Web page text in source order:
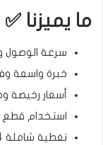
ما يميزنا ✅
سرعة الوصول
خبرة واسعة
أسعار رخيصة
استخدام
تغطية شاملة 24 ساعة بدون انقطاع